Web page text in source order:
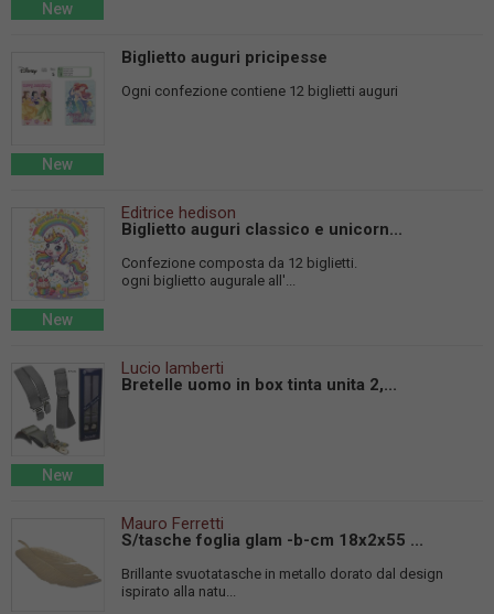
New
New
Biglietto auguri pricipesse
Ogni confezione contiene 12 biglietti auguri
New
Editrice hedison
Biglietto auguri classico e unicorn...
Confezione composta da 12 biglietti.
ogni biglietto augurale all'...
New
Lucio lamberti
Bretelle uomo in box tinta unita 2,...
Mauro Ferretti
S/tasche foglia glam -b-cm 18x2x55 ...
Brillante svuotatasche in metallo dorato dal design
ispirato alla natu...